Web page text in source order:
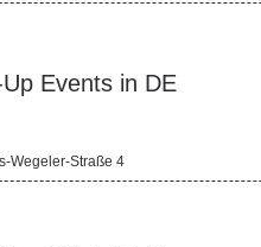
Events in DE
Wegeler-Straße 4